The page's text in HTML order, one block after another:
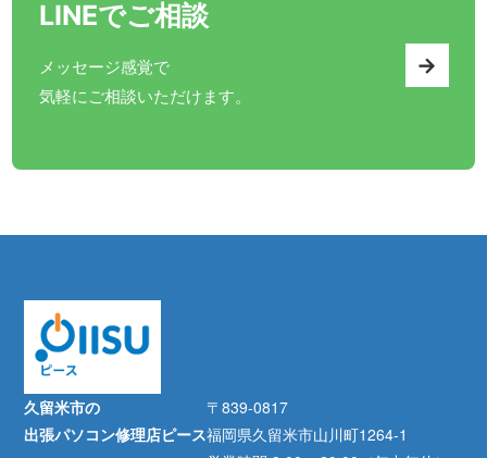
LINEでご相談
メッセージ感覚で
気軽にご相談いただけます。
→
久留米市の
出張パソコン修理店ピース
〒839-0817
福岡県久留米市山川町1264-1